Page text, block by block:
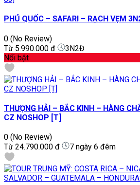
PHÚ QUỐC – SAFARI – RẠCH VẸM
0 (No Review)
Từ 5.990.000 đ
3N2Đ
Nổi bật
THƯỢNG HẢI – BẮC KINH – HÀNG
CZ NOSHOP [T]
0 (No Review)
Từ 24.790.000 đ 7 ngày 6 đêm